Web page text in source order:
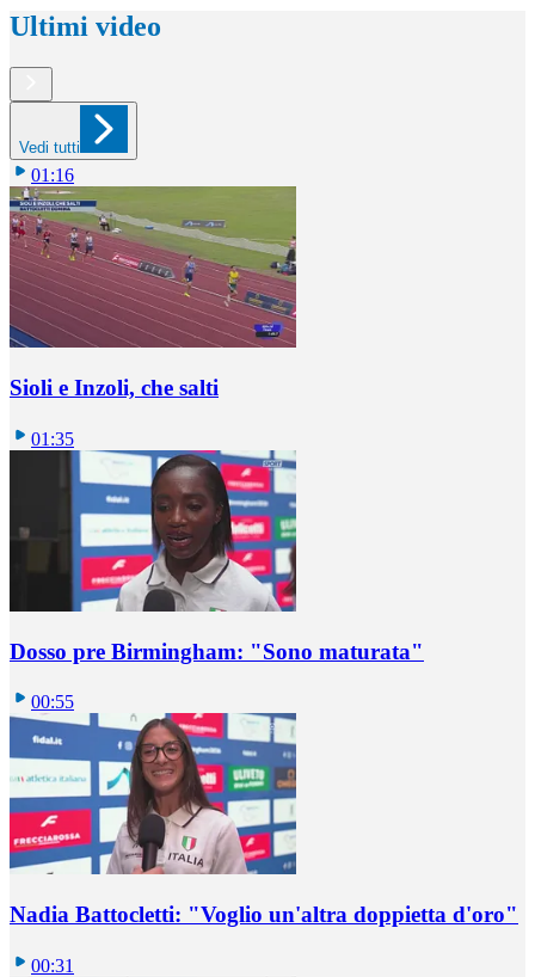
Ultimi video
Vedi tutti
01:16
Sioli e Inzoli, che salti
01:35
Dosso pre Birmingham: "Sono maturata"
00:55
Nadia Battocletti: "Voglio un'altra doppietta d'oro"
00:31